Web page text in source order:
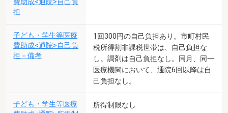
費助成<通院>自己負
担
子ども・学生等医療
費助成<通院>自己負
担－備考
1回300円の自己負担あり。市町村民
税所得割非課税世帯は、自己負担な
し。調剤は自己負担なし。同月、同一
医療機関において、通院6回以降は自
己負担なし。
子ども・学生等医療
所得制限なし